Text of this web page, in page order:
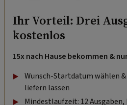
Ihr Vorteil: Drei
kostenlos
15x nach Hause bekommen &
Wunsch-Startdatum wählen
liefern lassen
Mindestlaufzeit: 12